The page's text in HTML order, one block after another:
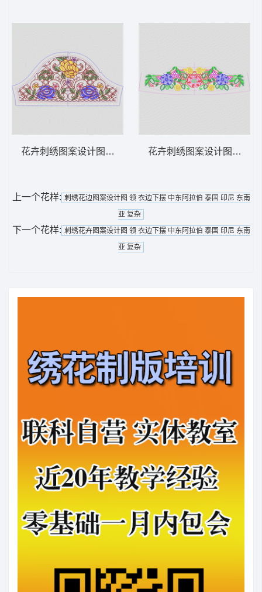
花卉刺绣图案设计图 领 衣边下摆 中东阿拉花卉刺绣图案设计图 领 衣
上一个花样: 刺绣花边图案设计图 领 衣边下摆 中东阿拉伯 泰国 印尼 东南
亚 复杂
下一个花样: 刺绣花卉图案设计图 领 衣边下摆 中东阿拉伯 泰国 印尼 东南
亚 复杂